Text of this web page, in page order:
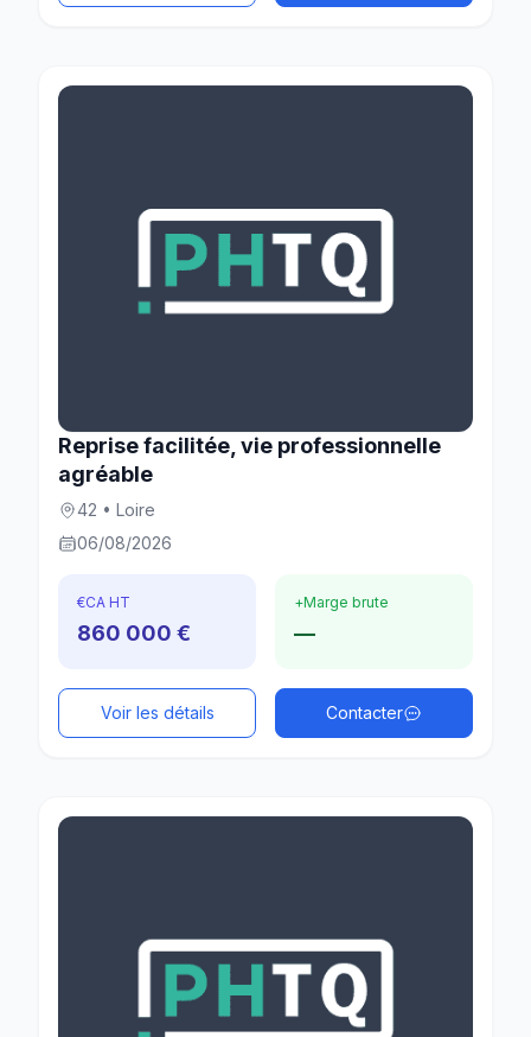
Reprise facilitée, vie professionnelle
agréable
42 • Loire
06/08/2026
€CA HT
860 000 €
+Marge brute
—
Voir les détails Contacter